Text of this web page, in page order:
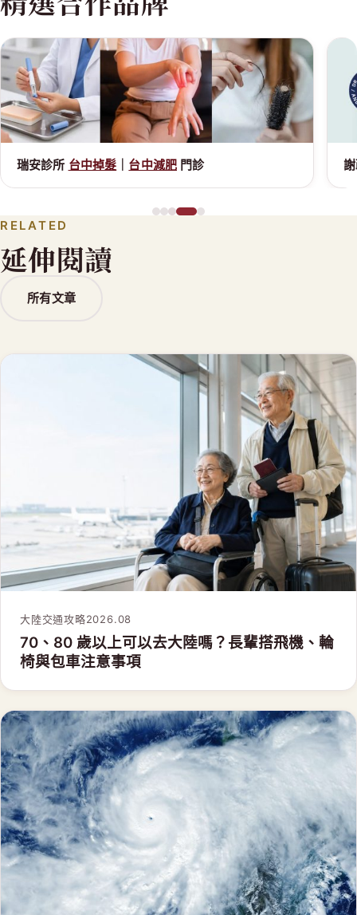
瑞安診所 台中掉髮 台中減肥 門診
RELATED
延伸閱讀
所有文章
大陸交通攻略2026.08
70、80 歲以上可以去大陸嗎？長輩搭飛機、輪
椅與包車注意事項